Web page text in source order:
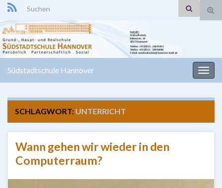
Search for:
Südstadtschule Hannover
SCHLAGWORT: UNTERRICHT
Wann gehen wir wieder in den
Computerraum?